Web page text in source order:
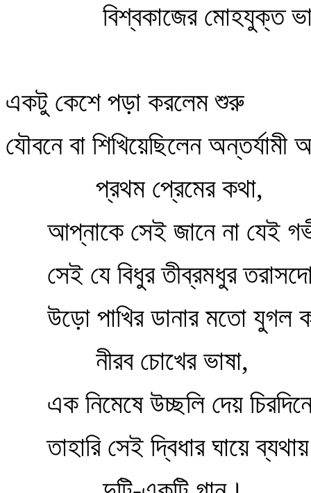
বিশ্বকাজের মোহযুক্ত
একটু কেশে পড়া করলেম শুরু
যৌবনে বা শিখিয়েছিলেন
প্রথম প্রেমের কথা,
আপ্‌নাকে সেই জানে না যেই
সেই যে বিধুর তীব্রমধুর
উড়ো পাখির ডানার মতো যুগল
নীরব চোখের ভাষা,
এক নিমেষে উচ্ছলি দেয়
তাহারি সেই দ্বিধার ঘায়ে